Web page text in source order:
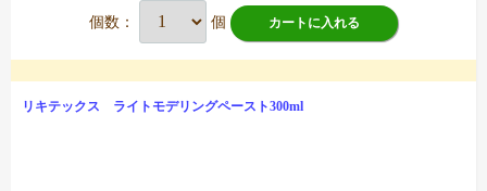
個数： 個 カートに入れる
リキテックス ライトモデリングペースト300ml